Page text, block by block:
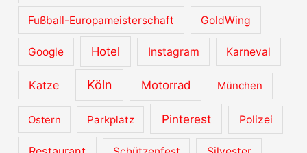
Fußball-Europameisterschaft GoldWing
Google Hotel Instagram Karneval
Katze Köln Motorrad München
Ostern Parkplatz Pinterest Polizei